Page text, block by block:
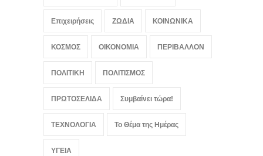
Επιχειρήσεις ΖΩΔΙΑ ΚΟΙΝΩΝΙΚΑ
ΚΟΣΜΟΣ ΟΙΚΟΝΟΜΙΑ ΠΕΡΙΒΑΛΛΟΝ
ΠΟΛΙΤΙΚΗ ΠΟΛΙΤΙΣΜΟΣ
ΠΡΩΤΟΣΕΛΙΔΑ Συμβαίνει τώρα!
ΤΕΧΝΟΛΟΓΙΑ Το Θέμα της Ημέρας
ΥΓΕΙΑ